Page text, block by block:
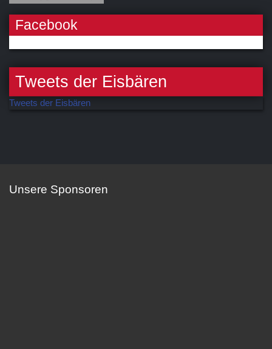
Facebook
Tweets der Eisbären
Tweets der Eisbären
Unsere Sponsoren